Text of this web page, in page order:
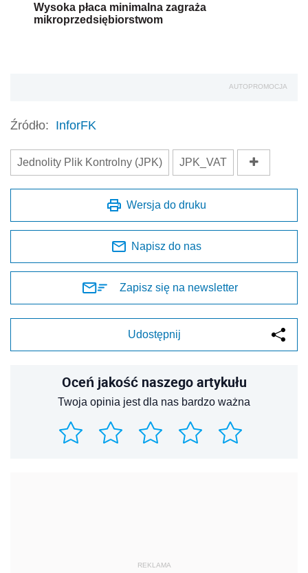
Wysoka płaca minimalna zagraża
mikroprzedsiębiorstwom
AUTOPROMOCJA
Źródło: InforFK
Jednolity Plik Kontrolny (JPK) JPK_VAT
Wersja do druku
Napisz do nas
Zapisz się na newsletter
Udostępnij
Oceń jakość naszego artykułu
Twoja opinia jest dla nas bardzo ważna
REKLAMA